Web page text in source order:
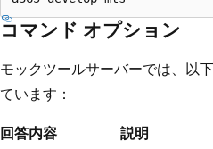
コマンド オプション
モックツールサーバーでは、以
ています：
回答内容
説明